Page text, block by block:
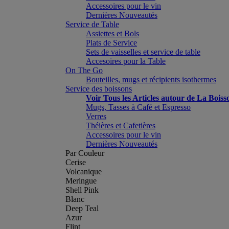
Accessoires pour le vin
Dernières Nouveautés
Service de Table
Assiettes et Bols
Plats de Service
Sets de vaisselles et service de table
Accesoires pour la Table
On The Go
Bouteilles, mugs et récipients isothermes
Service des boissons
Voir Tous les Articles autour de La
Mugs, Tasses à Café et Espresso
Verres
Théières et Cafetières
Accessoires pour le vin
Dernières Nouveautés
Par Couleur
Cerise
Volcanique
Meringue
Shell Pink
Blanc
Deep Teal
Azur
Flint